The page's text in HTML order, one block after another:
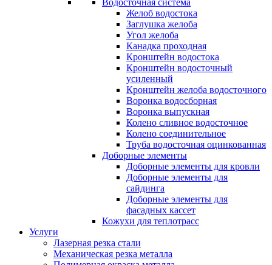
Водосточная система
Желоб водостока
Заглушка желоба
Угол желоба
Канадка проходная
Кронштейн водостока
Кронштейн водосточный
усиленный
Кронштейн желоба водосточного
Воронка водосборная
Воронка выпускная
Колено сливное водосточное
Колено соединительное
Труба водосточная оцинкованная
Доборные элементы
Доборные элементы для кровли
Доборные элементы для
сайдинга
Доборные элементы для
фасадных кассет
Кожухи для теплотрасс
Услуги
Лазерная резка стали
Механическая резка металла